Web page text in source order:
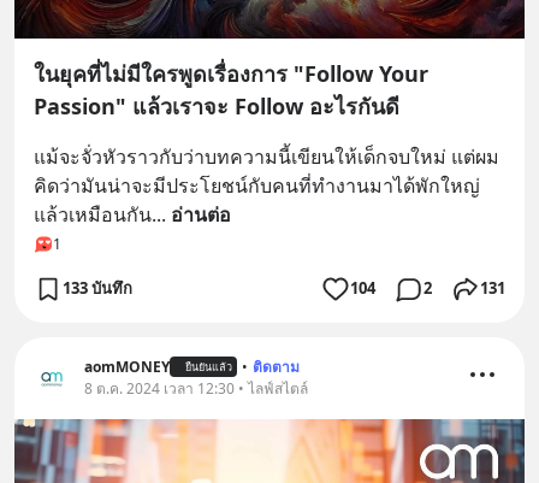
ในยุคที่ไม่มีใครพูดเรื่องการ "Follow Your
Passion" แล้วเราจะ Follow อะไรกันดี
แม้จะจั่วหัวราวกับว่าบทความนี้เขียนให้เด็กจบใหม่ แต่ผม
คิดว่ามันน่าจะมีประโยชน์กับคนที่ทำงานมาได้พักใหญ่
แล้วเหมือนกัน... อ่านต่อ
1
133 บันทึก 104 2 131
aomMONEY ยืนยันแล้ว • ติดตาม
8 ต.ค. 2024 เวลา 12:30 • ไลฟ์สไตล์